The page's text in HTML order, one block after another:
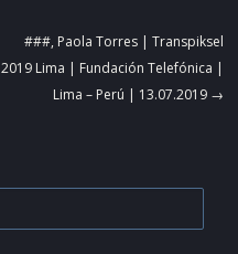
###, Paola Torres | Transpiksel
2019 Lima | Fundación Telefónica |
Lima – Perú | 13.07.2019 →